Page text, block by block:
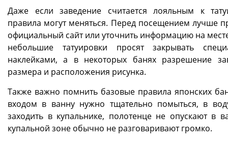
Даже если заведение считается лояльным к
правила могут меняться. Перед посещением лучше
официальный сайт или уточнить информацию на
небольшие татуировки просят закрывать
наклейками, а в некоторых банях разрешение
размера и расположения рисунка.
Также важно помнить базовые правила японских
входом в ванну нужно тщательно помыться, в
заходить в купальнике, полотенце не опускают в
купальной зоне обычно не разговаривают громко.